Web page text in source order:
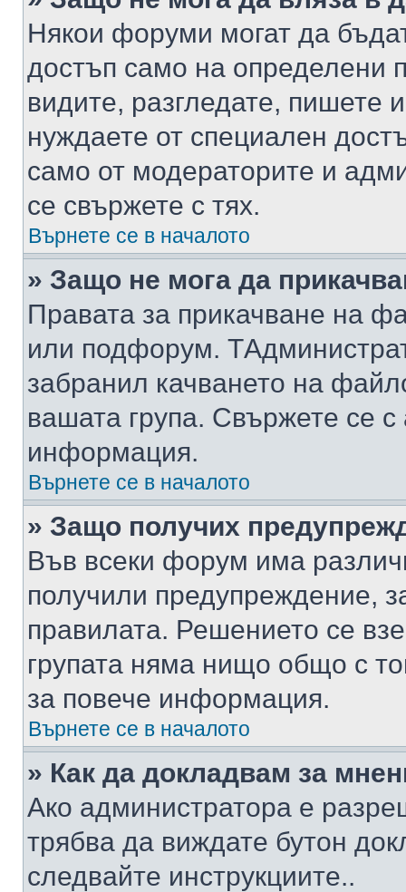
Някои форуми могат да
достъп само на определени
видите, разгледате, пишете
нуждаете от специален
само от модераторите и
се свържете с тях.
Върнете се в началото
» Защо не мога да
Правата за прикачване на
или подфорум.
забранил качването на
вашата група. Свържете се
информация.
Върнете се в началото
» Защо получих
Във всеки форум има
получили предупреждение,
правилата. Решението се
групата няма нищо общо с
за повече информация.
Върнете се в началото
» Как да докладвам за
Ако администратора е
трябва да виждате бутон
следвайте инструкциите..